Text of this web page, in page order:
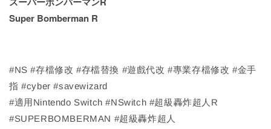
Super Bomberman R
#NS #存檔修改 #存檔替換 #遊戲代改 #專業存檔修改 #金手
指 #cyber #savewizard
#適用Nintendo Switch #NSwitch #超級轟炸超人R
#SUPERBOMBERMAN #超級轟炸超人